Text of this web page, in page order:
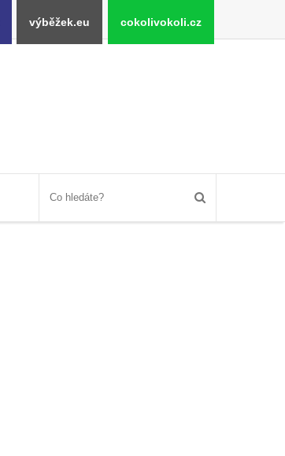
výběžek.eu cokolivokoli.cz